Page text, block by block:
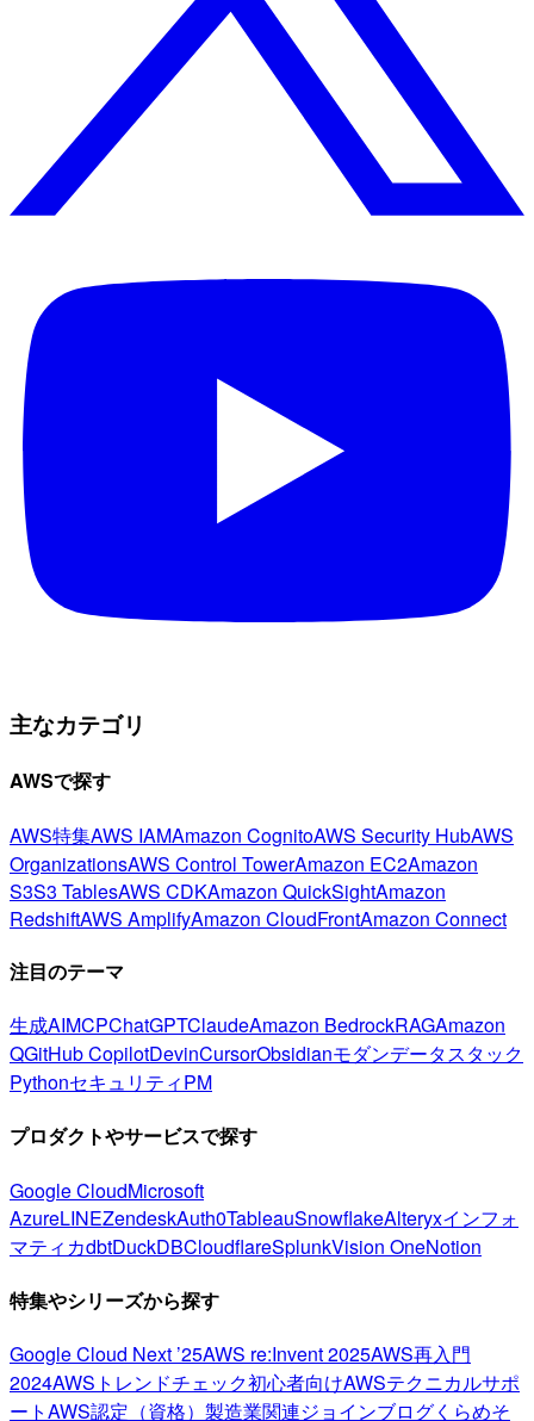
主なカテゴリ
AWSで探す
AWS特集AWS IAMAmazon CognitoAWS Security HubAWS
OrganizationsAWS Control TowerAmazon EC2Amazon
S3S3 TablesAWS CDKAmazon QuickSightAmazon
RedshiftAWS AmplifyAmazon CloudFrontAmazon Connect
注目のテーマ
生成AIMCPChatGPTClaudeAmazon BedrockRAGAmazon
QGitHub CopilotDevinCursorObsidianモダンデータスタック
PythonセキュリティPM
プロダクトやサービスで探す
Google CloudMicrosoft
AzureLINEZendeskAuth0TableauSnowflakeAlteryxインフォ
マティカdbtDuckDBCloudflareSplunkVision OneNotion
特集やシリーズから探す
Google Cloud Next ’25AWS re:Invent 2025AWS再入門
2024AWSトレンドチェック初心者向けAWSテクニカルサポ
ートAWS認定（資格） 製造業関連ジョインブログくらめそ